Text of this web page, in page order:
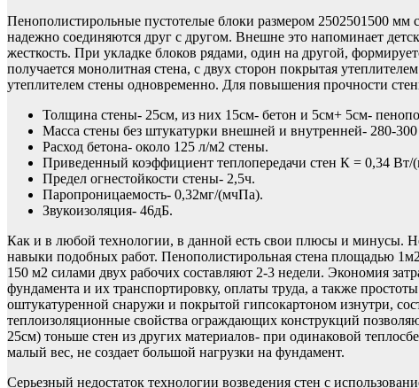
Пенополистирольные пустотелые блоки размером 2502501500
надежно соединяются друг с другом. Внешне это напоминает
жесткость. При укладке блоков рядами, один на другой,
получается монолитная стена, с двух сторон покрытая
утеплителем стены одновременно. Для повышения прочности
Толщина стены- 25см, из них 15см- бетон и 5см+ 5см-
Масса стены без штукатурки внешней и внутренней- 280-
Расход бетона- около 125 л/м2 стены.
Приведенный коэффициент теплопередачи стен К = 0,34 Вт/
Предел огнестойкости стены- 2,5ч.
Паропроницаемость- 0,32мг/(мчПа).
Звукоизоляция- 46дБ.
Как и в любой технологии, в данной есть свои плюсы и минусы.
навыки подобных работ. Пенополистирольная стена площадью
150 м2 силами двух рабочих составляют 2-3 недели. Экономия
фундамента и их транспортировку, оплаты труда, а также
оштукатуренной снаружи и покрытой гипсокартоном изнутри,
теплоизоляционные свойства ограждающих конструкций
25см) тоньше стен из других материалов- при одинаковой
малый вес, не создает большой нагрузки на фундамент.
Cерьезный недостаток технологии возведения стен с